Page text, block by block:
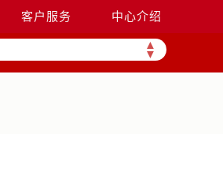
客户服务 中心介绍
▲
▼